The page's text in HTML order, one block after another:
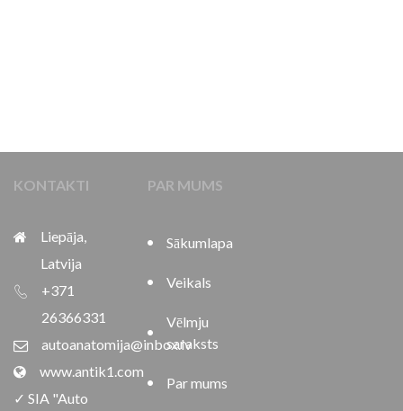
KONTAKTI
Liepāja,
Latvija
+371
26366331
autoanatomija@inbox.lv
www.antik1.com
✓ SIA "Auto
PAR MUMS
Sākumlapa
Veikals
Vēlmju
saraksts
Par mums